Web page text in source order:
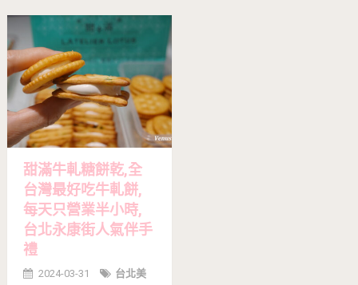
甜滿牛軋糖餅乾,全
台灣最好吃牛軋餅,
每天只營業半小時,
台北永康街人氣伴手
禮
2024-03-31 台北美